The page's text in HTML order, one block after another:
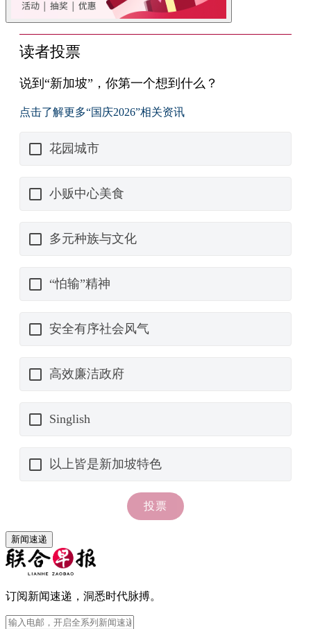
新闻速递
订阅新闻速递，洞悉时代脉搏。